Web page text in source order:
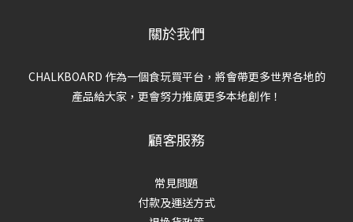
關於我們
CHALKBOARD 作為一個食玩買平台，將會帶更多世界各地的
產品給大家，更會努力推廣更多本地創作！
顧客服務
常見問題
付款及運送方式